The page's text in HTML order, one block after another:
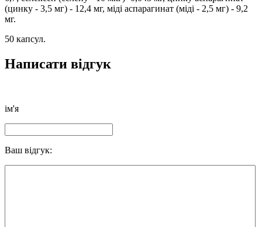
(цинку - 3,5 мг) - 12,4 мг, міді аспарагинат (міді - 2,5 мг) - 9,2
мг.
50 капсул.
Написати відгук
ім'я
Ваш відгук: